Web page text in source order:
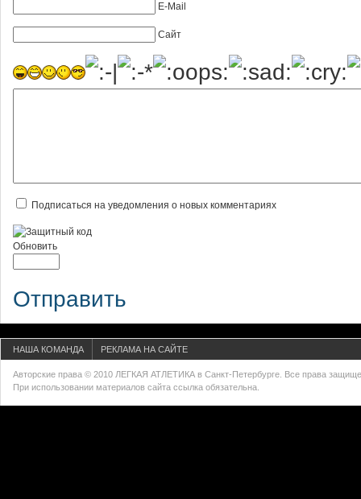
E-Mail
Сайт
Подписаться на уведомления о новых комментариях
Обновить
Отправить
НАША КОМАНДА РЕКЛАМА НА САЙТЕ
Авторские права © 2010 ЛЕГКАЯ АТЛЕТИКА в Санкт-Петербурге. Все права
При использовании материалов сайта ссылка обязательна.